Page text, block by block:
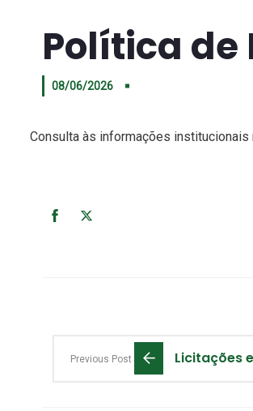
Política
08/06/2026
Consulta às informações institucionais
Previous Post Licitações